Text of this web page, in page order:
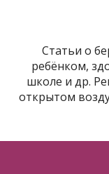
Статьи о
ребёнком,
школе и др.
открытом